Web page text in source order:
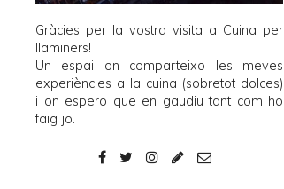
Gràcies per la vostra visita a Cuina per
llaminers!
Un espai on comparteixo les meves
experiències a la cuina (sobretot dolces)
i on espero que en gaudiu tant com ho
faig jo.